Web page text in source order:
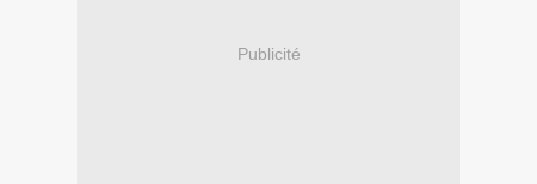
Publicité